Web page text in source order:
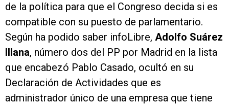
de la política para que el Congreso decida si es
compatible con su puesto de parlamentario.
Según ha podido saber infoLibre, Adolfo Suárez
Illana, número dos del PP por Madrid en la lista
que encabezó Pablo Casado, ocultó en su
Declaración de Actividades que es
administrador único de una empresa que tiene